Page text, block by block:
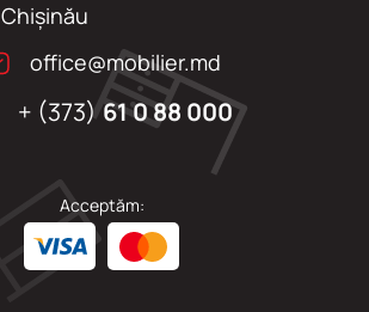
Chişinău
office@mobilier.md
+ (373)61 0 88 000
Acceptăm: